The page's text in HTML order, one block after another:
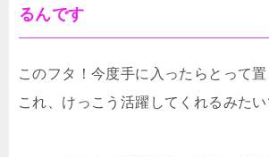
るんです
このフタ！今度手に入ったらとって置
これ、けっこう活躍してくれるみたい